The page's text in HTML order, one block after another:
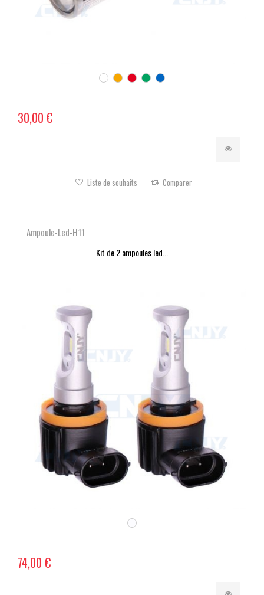
30,00 €
Liste de souhaits Comparer
Ampoule-Led-H11
Kit de 2 ampoules led...
74,00 €